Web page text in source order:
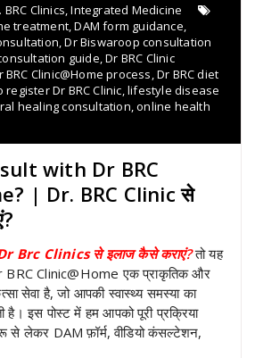
BRC Clinics,Integrated Medicine
treatment,DAM form guidance,
,Dr Biswaroop consultation
guide,Dr BRC Clinic
BRC Clinic@Home process,Dr BRC diet
register Dr BRC Clinic,lifestyle disease
healing consultation,online health
with Dr BRC
| Dr. BRC Clinic से
Brc Clinics से इलाज कैसे कराएं?तो यह
BRC Clinic@Home एक प्राकृतिक और
सेवा है, जो आपकी स्वास्थ्य समस्या का
है। इस पोस्ट में हम आपको पूरी प्रक्रिया
से लेकर DAM फ़ॉर्म, वीडियो कंसल्टेशन,